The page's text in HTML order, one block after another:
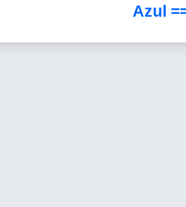
Azul